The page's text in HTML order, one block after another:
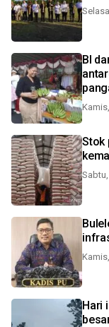
BI
Stok
Hari